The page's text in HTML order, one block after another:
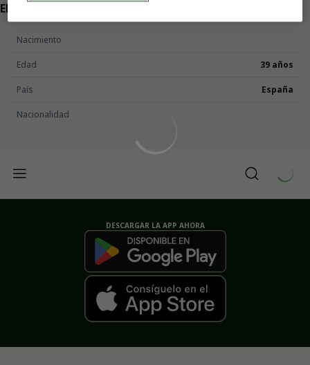
ENTRENADOR DE PORTEROS
Nacimiento
Edad 39 años
País España
Nacionalidad
DESCARGAR LA APP AHORA